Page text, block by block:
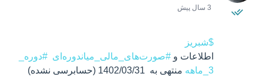
3 سال پیش
$شبریز
اطلاعات و #صورت‌های_مالی_میاندوره‌ای
#دوره_
3_ماهه